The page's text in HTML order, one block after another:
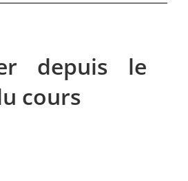
depuis le
cours